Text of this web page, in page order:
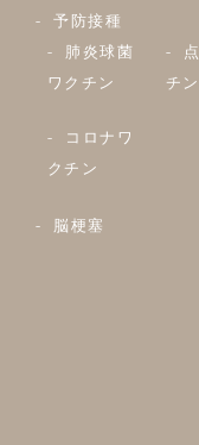
予防接種
肺炎球菌
ワクチン
チン
コロナワ
クチン
脳梗塞